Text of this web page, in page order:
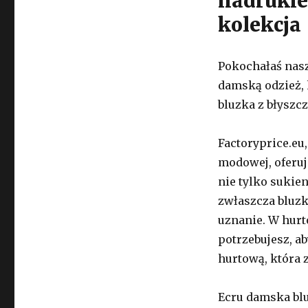
kolekcja
Pokochałaś
damską
bluzka z
modowej,
nie tylko
zwłaszcza
uznanie. W
potrzebujesz,
hurtową, która
Ecru damska